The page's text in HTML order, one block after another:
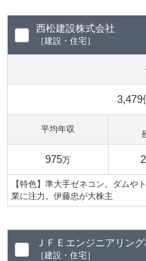
西松建設株式会社
［建設・住宅］
3,479
平均年収
975万
【特色】準大手ゼネコン。ダムや
業に注力。伊藤忠が大株主
ＪＦＥエンジニアリン
［建設・住宅］